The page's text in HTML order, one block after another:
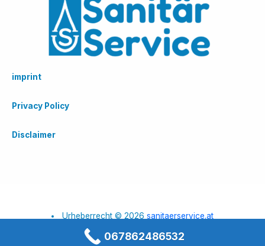
imprint
Privacy Policy
Disclaimer
Urheberrecht © 2026sanitaerservice.at
067862486532